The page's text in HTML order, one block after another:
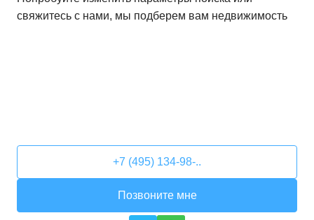
свяжитесь с нами, мы подберем вам недвижимость
+7 (495) 134-98-..
Позвоните мне